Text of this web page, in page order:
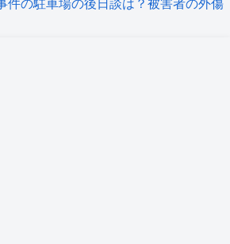
件の駐車場の後日談は？被害者の外傷